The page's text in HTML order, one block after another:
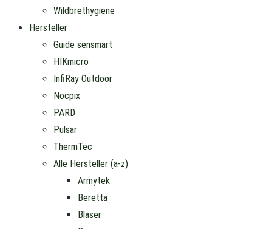
Wildbrethygiene
Hersteller
Guide sensmart
HIKmicro
InfiRay Outdoor
Nocpix
PARD
Pulsar
ThermTec
Alle Hersteller (a-z)
Armytek
Beretta
Blaser